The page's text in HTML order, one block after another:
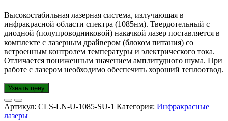
Высокостабильная лазерная система, излучающая в
инфракрасной области спектра (1085нм). Твердотельный с
диодной (полупроводниковой) накачкой лазер поставляется в
комплекте с лазерным драйвером (блоком питания) со
встроенным контролем температуры и электрического тока.
Отличается пониженным значением амплитудного шума. При
работе с лазером необходимо обеспечить хороший теплоотвод.
Узнать цену
Артикул: CLS-LN-U-1085-SU-1 Категория: Инфракрасные
лазеры